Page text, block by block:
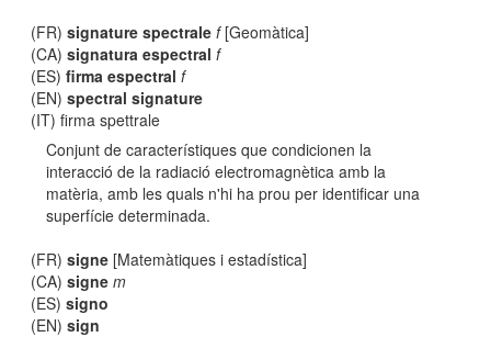
(FR)signature spectrale f[Geomàtica]
(CA)signatura espectral f
(ES)firma espectral f
(EN)spectral signature
(IT) firma spettrale
Conjunt de característiques que condicionen la
interacció de la radiació electromagnètica amb la
matèria, amb les quals n'hi ha prou per identificar una
superfície determinada.
(FR)signe [Matemàtiques i estadística]
(CA)signe m
(ES)signo
(EN)sign